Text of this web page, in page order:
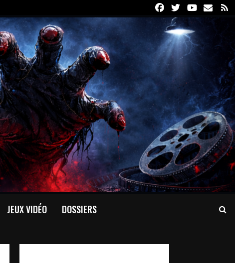
FacebookTwitterYoutube
Email
JEUX VIDÉO DOSSIERS